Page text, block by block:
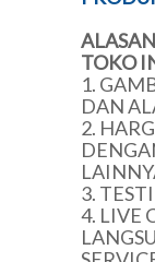
TOKO
1.
DAN
2.
3.
4. LIVE